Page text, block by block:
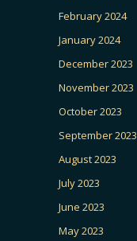
February 2024
January 2024
December 2023
November 2023
October 2023
September 2023
August 2023
July 2023
June 2023
May 2023